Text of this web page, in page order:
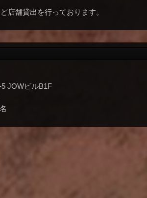
店舗貸出を行っております。
JOWビルB1F